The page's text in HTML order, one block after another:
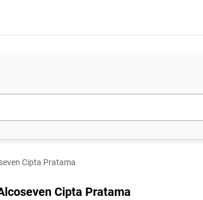
Cipta Pratama
Cipta Pratama